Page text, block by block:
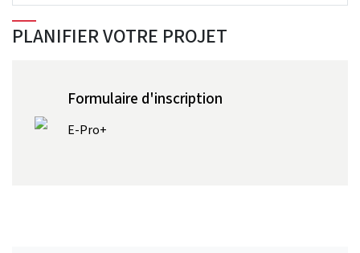
PLANIFIER VOTRE PROJET
Formulaire d'inscription
E-Pro+